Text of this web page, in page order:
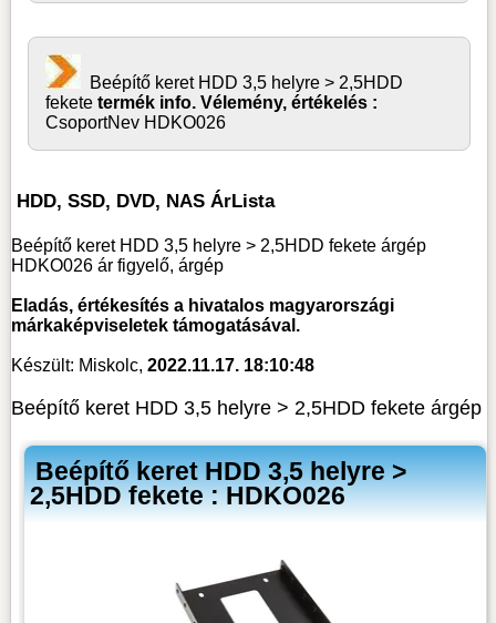
Beépítő keret HDD 3,5 helyre > 2,5HDD
fekete termék info. Vélemény, értékelés :
CsoportNev HDKO026
HDD, SSD, DVD, NAS ÁrLista
Beépítő keret HDD 3,5 helyre > 2,5HDD fekete árgép
HDKO026 ár figyelő, árgép
Eladás, értékesítés a hivatalos magyarországi
márkaképviseletek támogatásával.
Készült: Miskolc, 2022.11.17. 18:10:48
Beépítő keret HDD 3,5 helyre > 2,5HDD fekete árgép
Beépítő keret HDD 3,5 helyre >
2,5HDD fekete : HDKO026